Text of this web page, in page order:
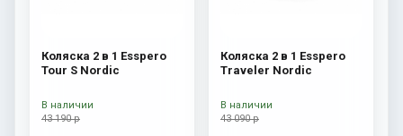
Коляска 2 в 1 Esspero
Tour S Nordic
43 190 р
В наличии
Коляска 2 в 1 Esspero
Traveler Nordic
43 090 р
В наличии